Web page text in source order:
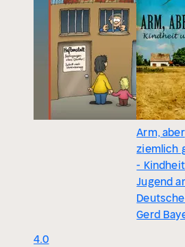
4.0
Arm, aber
ziemlich
-
Jugend
Gerd